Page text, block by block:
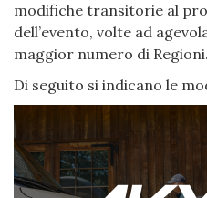
modifiche transitorie al
dell’evento, volte ad
maggior numero di Regioni.
Di seguito si indicano le